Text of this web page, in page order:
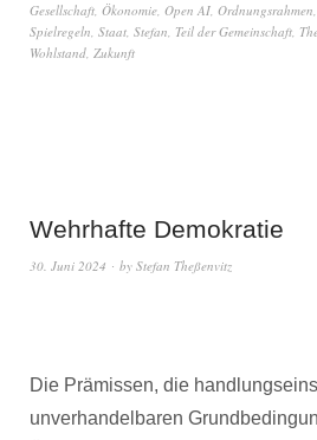
Gesellschaft, Ökonomie, Open AI, Ordnungsrahmen,
Spielregeln, Staat, Stefan, Teil der Gemeinschaft,
Wohlstand, Zukunft
Wehrhafte Demokratie
30. Juni 2024 by Stefan Theßenvitz
Die Prämissen, die
unverhandelbaren